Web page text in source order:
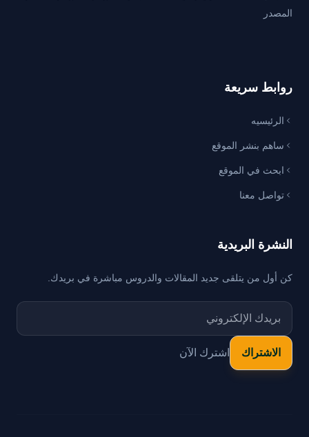
المصدر
روابط سريعة
الرئيسيه
ساهم بنشر الموقع
ابحث في الموقع
تواصل معنا
النشرة البريدية
كن أول من يتلقى جديد المقالات والدروس مباشرة في بريدك.
اشترك الآن